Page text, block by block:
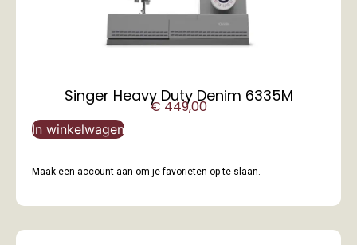
Singer Heavy Duty Denim 6335M
€449,00
In winkelwagen
Maak een account aan om je favorieten op te slaan.